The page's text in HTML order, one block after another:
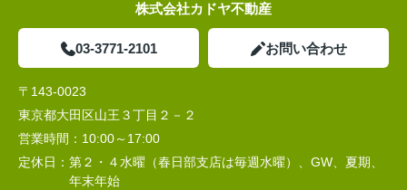
株式会社カドヤ不動産
03-3771-2101 お問い合わせ
〒143-0023
東京都大田区山王３丁目２－２
営業時間： 10:00～17:00
定休日： 第２・４水曜（春日部支店は毎週水曜）、GW、夏期、
年末年始